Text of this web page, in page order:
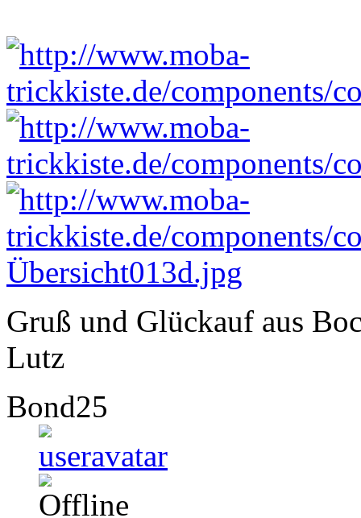
Gruß und Glückauf aus
Lutz
Bond25